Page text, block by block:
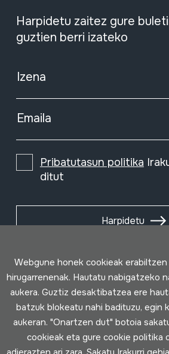
Harpidetu zaitez gure
guztien berri izateko
Izena
Emaila
Pribatutasun politika
ditut
Harpidetu
Webgune honek cookieak
hirugarrenenak. Hautatu nabigatzeko
aukera. Guztiz desaktibatzea ere
batzuk blokeatu nahi badituzu, egin
aukeran. "Onartzen dut" botoia
cookieak eta gure cookie politika